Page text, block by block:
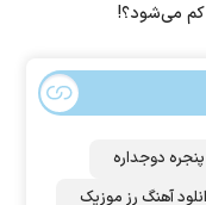
کم می‌شود؟!
پنجره دوجداره
آهنگ رز‌ موزیک